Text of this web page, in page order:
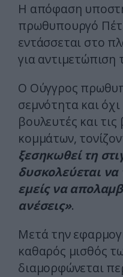
Η απόφαση
πρωθυπουργό
εντάσσεται στο
για αντιμετώπιση
Ο Ούγγρος
σεμνότητα και
βουλευτές και
κομμάτων,
ξεσηκωθεί τη
δυσκολεύεται να
εμείς να
ανέσεις».
Μετά την
καθαρός μισθός
διαμορφώνεται